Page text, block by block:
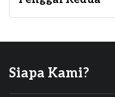
Siapa Kami?